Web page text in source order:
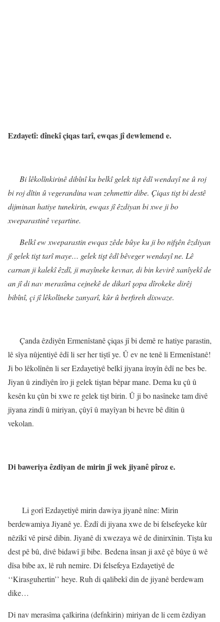
Ezdayetî: dînekî çiqas tarî, ewqas jî dewlemend e.
Bi lêkolînkirinê dibînî ku belkî gelek tişt êdî wendayî ne û roj
bi roj dîtin û vegerandina wan zehmettir dibe. Çiqas tişt bi destê
dijminan hatiye tunekirin, ewqas jî êzdiyan bi xwe ji bo
xweparastinê veşartine.
Belkî ew xweparastin ewqas zêde bûye ku ji bo nifşên êzdiyan
jî gelek tişt tarî maye… gelek tişt êdî bêveger wendayî ne. Lê
carnan ji kalekî êzdî, ji mayîneke kevnar, di bin kevirê xanîyekî de
an jî di nav merasîma cejnekê de dikarî şopa dîrokeke dirêj
bibînî, çi jî lêkolîneke zanyarî, kûr û berfireh dixwaze.
Çanda êzdiyên Ermenîstanê çiqas jî bi demê re hatiye parastin,
lê sîya nûjentiyê êdî li ser her tiştî ye. Û ev ne tenê li Ermenîstanê!
Ji bo lêkolînên li ser Ezdayetiyê belkî jiyana îroyîn êdî ne bes be.
Jiyan û zindîyên îro ji gelek tiştan bêpar mane. Dema ku çû û
kesên ku çûn bi xwe re gelek tişt birin. Û ji bo nasîneke tam divê
jiyana zindî û miriyan, çûyî û mayîyan bi hevre bê dîtin û
vekolan.
Di baweriya êzdiyan de mirin jî wek jiyanê pîroz e.
Li gorî Ezdayetiyê mirin dawiya jiyanê nîne: Mirin
berdewamiya Jiyanê ye. Êzdî di jiyana xwe de bi felsefeyeke kûr
nêzîkî vê pirsê dibin. Jiyanê di xwezaya wê de dinirxînin. Tişta ku
dest pê bû, divê bidawî jî bibe. Bedena însan ji axê çê bûye û wê
dîsa bibe ax, lê ruh nemire. Di felsefeya Ezdayetiyê de
‘‘Kirasguhertin’’ heye. Ruh di qalibekî din de jiyanê berdewam
dike…
Di nav merasîma çalkirina (defnkirin) miriyan de li cem êzdiyan